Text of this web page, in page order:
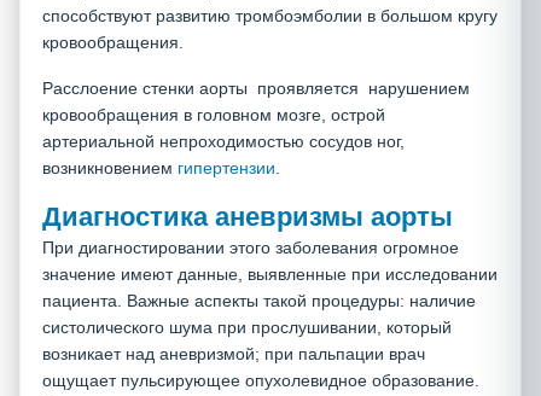
способствуют развитию тромбоэмболии в большом кругу
кровообращения.
Расслоение стенки аорты проявляется нарушением
кровообращения в головном мозге, острой
артериальной непроходимостью сосудов ног,
возникновением гипертензии
Диагностика аневризмы аорты
При диагностировании этого заболевания огромное
значение имеют данные, выявленные при исследовании
пациента. Важные аспекты такой процедуры: наличие
систолического шума при прослушивании, который
возникает над аневризмой; при пальпации врач
ощущает пульсирующее опухолевидное образование.